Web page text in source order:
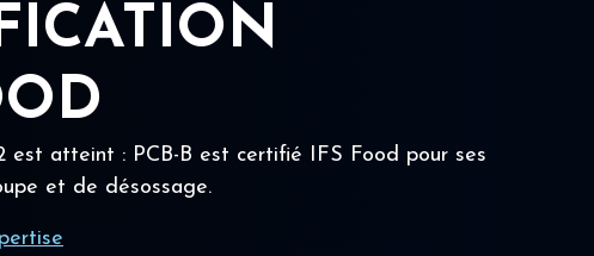
atteint : PCB-B est certifié IFS Food pour ses
et de désossage.